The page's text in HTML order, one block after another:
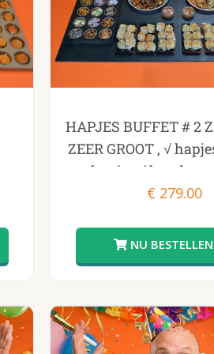
HAPJES BUFFET # 2
ZEER GROOT , √
hapjes √
cheeseburgertjes √
opwarmpannen v
GENOMINEERD
€ 279.00